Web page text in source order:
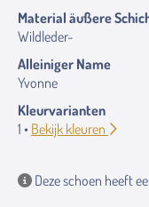
Material äußere
Wildleder-
Alleiniger Name
Yvonne
Kleurvarianten
1 • Bekijk kleuren
Deze schoen heeft